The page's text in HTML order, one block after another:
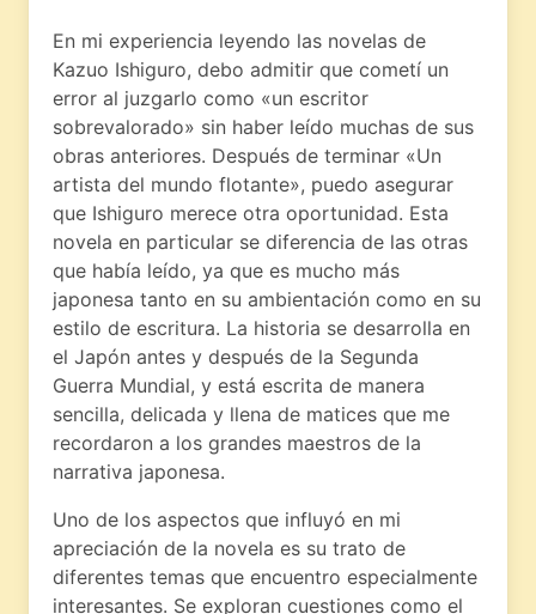
En mi experiencia leyendo las novelas de
Kazuo Ishiguro, debo admitir que cometí un
error al juzgarlo como «un escritor
sobrevalorado» sin haber leído muchas de sus
obras anteriores. Después de terminar «Un
artista del mundo flotante», puedo asegurar
que Ishiguro merece otra oportunidad. Esta
novela en particular se diferencia de las otras
que había leído, ya que es mucho más
japonesa tanto en su ambientación como en su
estilo de escritura. La historia se desarrolla en
el Japón antes y después de la Segunda
Guerra Mundial, y está escrita de manera
sencilla, delicada y llena de matices que me
recordaron a los grandes maestros de la
narrativa japonesa.
Uno de los aspectos que influyó en mi
apreciación de la novela es su trato de
diferentes temas que encuentro especialmente
interesantes. Se exploran cuestiones como el